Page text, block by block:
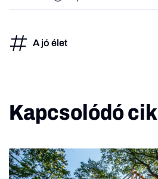
A jó élet
Kapcsolódó